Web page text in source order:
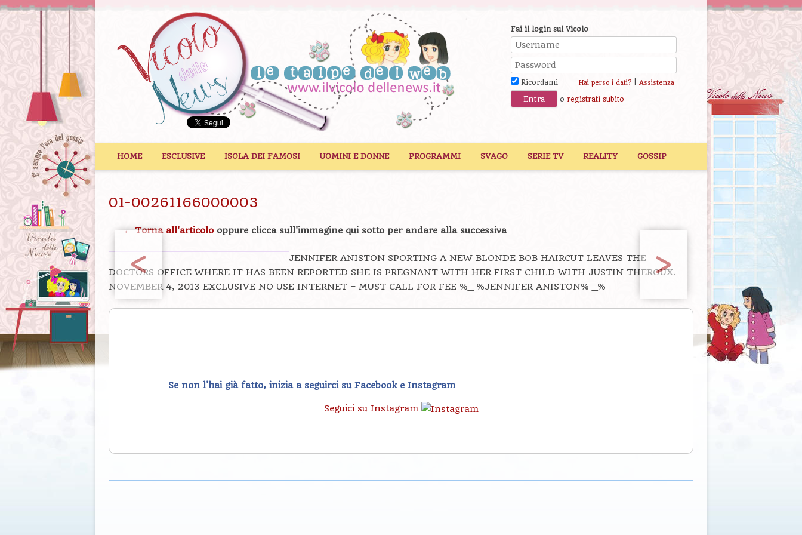
Fai il login sul Vicolo
Ricordami Hai perso i dati?| Assistenza
o registrati subito
HOME ESCLUSIVE ISOLA DEI FAMOSI UOMINI E DONNE PROGRAMMI SVAGO SERIE TV REALITY GOSSIP
01-00261166000003
← Torna all'articolo oppure clicca sull'immagine qui sotto per andare alla successiva
< >
JENNIFER ANISTON SPORTING A NEW BLONDE BOB HAIRCUT LEAVES THE
DOCTORS OFFICE WHERE IT HAS BEEN REPORTED SHE IS PREGNANT WITH HER FIRST CHILD WITH JUSTIN THEROUX.
NOVEMBER 4, 2013 EXCLUSIVE NO USE INTERNET – MUST CALL FOR FEE %_ %JENNIFER ANISTON% _%
Se non l'hai già fatto, inizia a seguirci su Facebook e Instagram
Seguici su Instagram